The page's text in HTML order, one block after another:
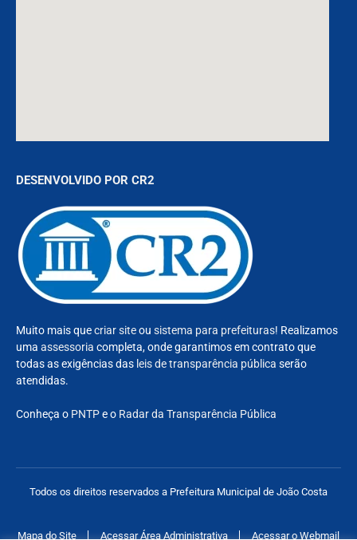
DESENVOLVIDO POR CR2
Muito mais quecriar siteou sistema para prefeituras! Realizamos
uma assessoria completa, onde garantimos em contrato que
todas as exigências das leis de transparência pública serão
atendidas.
Conheça o PNTPe o Radar da Transparência Pública
Todos os direitos reservados a Prefeitura Municipal de João Costa
Mapa do Site Acessar Área Administrativa Acessar o Webmail